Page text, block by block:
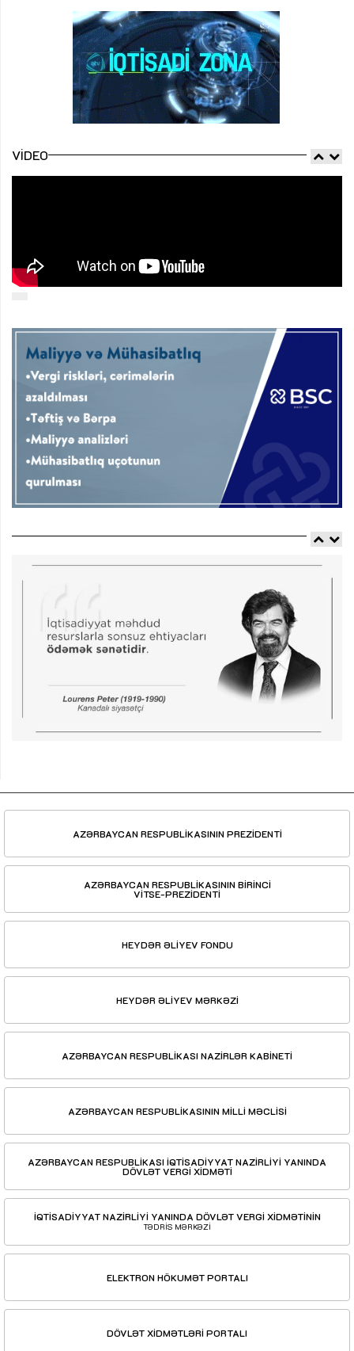
VIDEO
AZƏRBAYCAN RESPUBLİKASININ PREZİDENTİ
AZƏRBAYCAN RESPUBLİKASININ BİRİNCİ
VİTSE-PREZİDENTİ
HEYDƏR ƏLİYEV FONDU
HEYDƏR ƏLİYEV MƏRKƏZİ
AZƏRBAYCAN RESPUBLİKASI NAZİRLƏR KABİNETİ
AZƏRBAYCAN RESPUBLİKASININ MİLLİ MƏCLİSİ
AZƏRBAYCAN RESPUBLİKASI İQTİSADİYYAT NAZİRLİYİ YANINDA
DÖVLƏT VERGİ XİDMƏTİ
İQTİSADİYYAT NAZİRLİYİ YANINDA DÖVLƏT VERGİ XİDMƏTİNİN
TƏDRİS MƏRKƏZİ
ELEKTRON HÖKUMƏT PORTALI
DÖVLƏT XİDMƏTLƏRİ PORTALI